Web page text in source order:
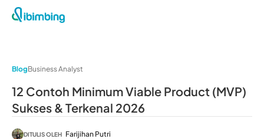
BlogBusiness Analyst
12 Contoh Minimum Viable Product (MVP)
Sukses & Terkenal 2026
DITULIS OLEH Farijihan Putri